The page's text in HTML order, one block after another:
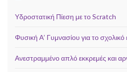
Υδροστατική Πίεση με το Scratch
Φυσική Α’ Γυμνασίου για το
Ανεστραμμένο απλό εκκρεμές και